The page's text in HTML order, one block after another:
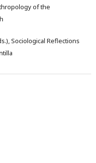
of the
Sociological Reflections